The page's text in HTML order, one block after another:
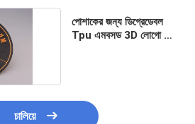
পোশাকের জন্য ডিগ্রেডেবল
Tpu এমবসড 3D লোগো হিট
চালিয়ে